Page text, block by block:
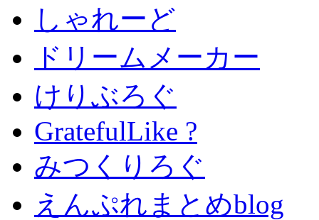
しゃれーど
ドリームメーカー
けりぶろぐ
GratefulLike ?
みつくりろぐ
えんぷれまとめblog